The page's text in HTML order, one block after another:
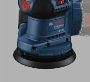
F&Q
Tiendas